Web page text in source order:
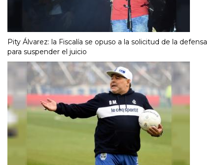
Pity Álvarez: la Fiscalía se opuso a la solicitud de la defensa
para suspender el juicio